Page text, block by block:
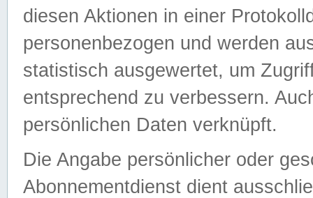
diesen Aktionen in einer
personenbezogen und werden
statistisch ausgewertet, um
entsprechend zu verbessern.
persönlichen Daten verknüpft.
Die Angabe persönlicher oder
Abonnementdienst dient